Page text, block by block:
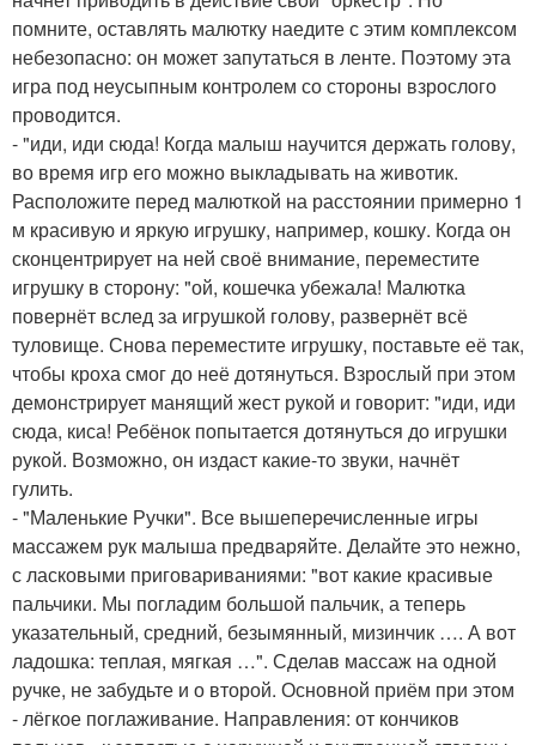
помните, оставлять малютку наедите с этим комплексом
небезопасно: он может запутаться в ленте. Поэтому эта
игра под неусыпным контролем со стороны взрослого
проводится.
- "иди, иди сюда! Когда малыш научится держать голову,
во время игр его можно выкладывать на животик.
Расположите перед малюткой на расстоянии примерно 1
м красивую и яркую игрушку, например, кошку. Когда он
сконцентрирует на ней своё внимание, переместите
игрушку в сторону: "ой, кошечка убежала! Малютка
повернёт вслед за игрушкой голову, развернёт всё
туловище. Снова переместите игрушку, поставьте её так,
чтобы кроха смог до неё дотянуться. Взрослый при этом
демонстрирует манящий жест рукой и говорит: "иди, иди
сюда, киса! Ребёнок попытается дотянуться до игрушки
рукой. Возможно, он издаст какие-то звуки, начнёт
гулить.
- "Маленькие Ручки". Все вышеперечисленные игры
массажем рук малыша предваряйте. Делайте это нежно,
с ласковыми приговариваниями: "вот какие красивые
пальчики. Мы погладим большой пальчик, а теперь
указательный, средний, безымянный, мизинчик …. А вот
ладошка: теплая, мягкая …". Сделав массаж на одной
ручке, не забудьте и о второй. Основной приём при этом
- лёгкое поглаживание. Направления: от кончиков